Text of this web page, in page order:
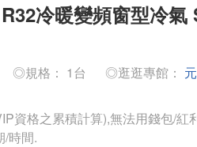
冷暖變頻窗型冷氣
◎規格： 1台 ◎逛逛專館：
資格之累積計算),無法用錢包/紅
/時間.